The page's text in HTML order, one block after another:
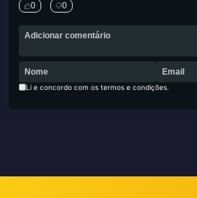
0 0
Li e concordo com os termos e condições.